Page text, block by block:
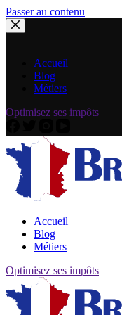
Passer au contenu
Accueil
Blog
Métiers
Optimisez ses impôts
Accueil
Blog
Métiers
Optimisez ses impôts